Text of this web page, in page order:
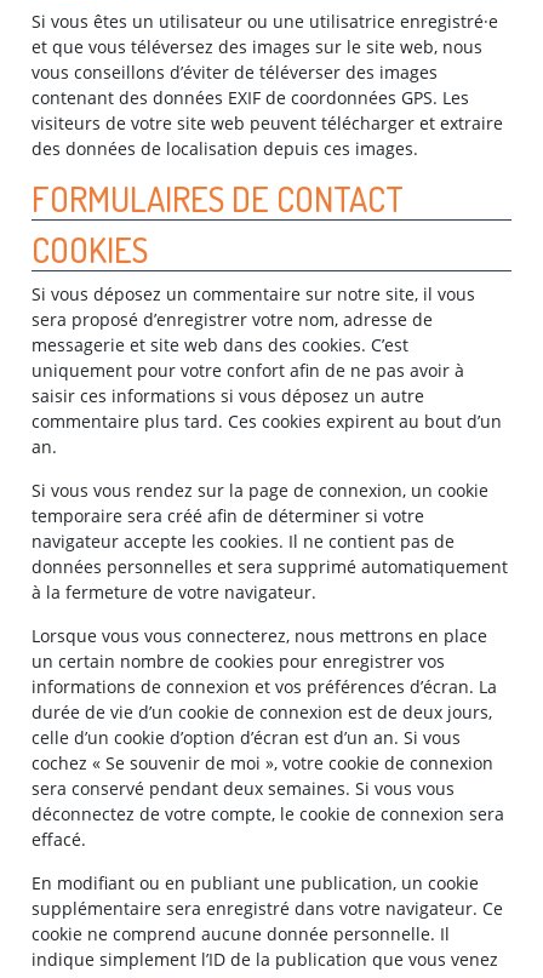
Si vous êtes un utilisateur ou une utilisatrice enregistré·e
et que vous téléversez des images sur le site web, nous
vous conseillons d’éviter de téléverser des images
contenant des données EXIF de coordonnées GPS. Les
visiteurs de votre site web peuvent télécharger et extraire
des données de localisation depuis ces images.
FORMULAIRES DE CONTACT
COOKIES
Si vous déposez un commentaire sur notre site, il vous
sera proposé d’enregistrer votre nom, adresse de
messagerie et site web dans des cookies. C’est
uniquement pour votre confort afin de ne pas avoir à
saisir ces informations si vous déposez un autre
commentaire plus tard. Ces cookies expirent au bout d’un
an.
Si vous vous rendez sur la page de connexion, un cookie
temporaire sera créé afin de déterminer si votre
navigateur accepte les cookies. Il ne contient pas de
données personnelles et sera supprimé automatiquement
à la fermeture de votre navigateur.
Lorsque vous vous connecterez, nous mettrons en place
un certain nombre de cookies pour enregistrer vos
informations de connexion et vos préférences d’écran. La
durée de vie d’un cookie de connexion est de deux jours,
celle d’un cookie d’option d’écran est d’un an. Si vous
cochez « Se souvenir de moi », votre cookie de connexion
sera conservé pendant deux semaines. Si vous vous
déconnectez de votre compte, le cookie de connexion sera
effacé.
En modifiant ou en publiant une publication, un cookie
supplémentaire sera enregistré dans votre navigateur. Ce
cookie ne comprend aucune donnée personnelle. Il
indique simplement l’ID de la publication que vous venez